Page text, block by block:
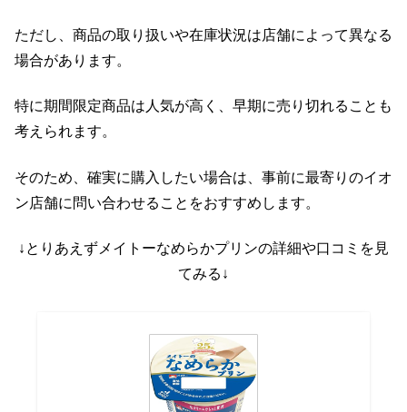
ただし、商品の取り扱いや在庫状況は店舗によって異なる
場合があります。
特に期間限定商品は人気が高く、早期に売り切れることも
考えられます。
そのため、確実に購入したい場合は、事前に最寄りのイオ
ン店舗に問い合わせることをおすすめします。
↓とりあえずメイトーなめらかプリンの詳細や口コミを見
てみる↓